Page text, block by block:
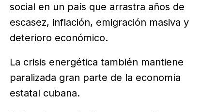
social en un país que arrastra años de
escasez, inflación, emigración masiva y
deterioro económico.
La crisis energética también mantiene
paralizada gran parte de la economía
estatal cubana.